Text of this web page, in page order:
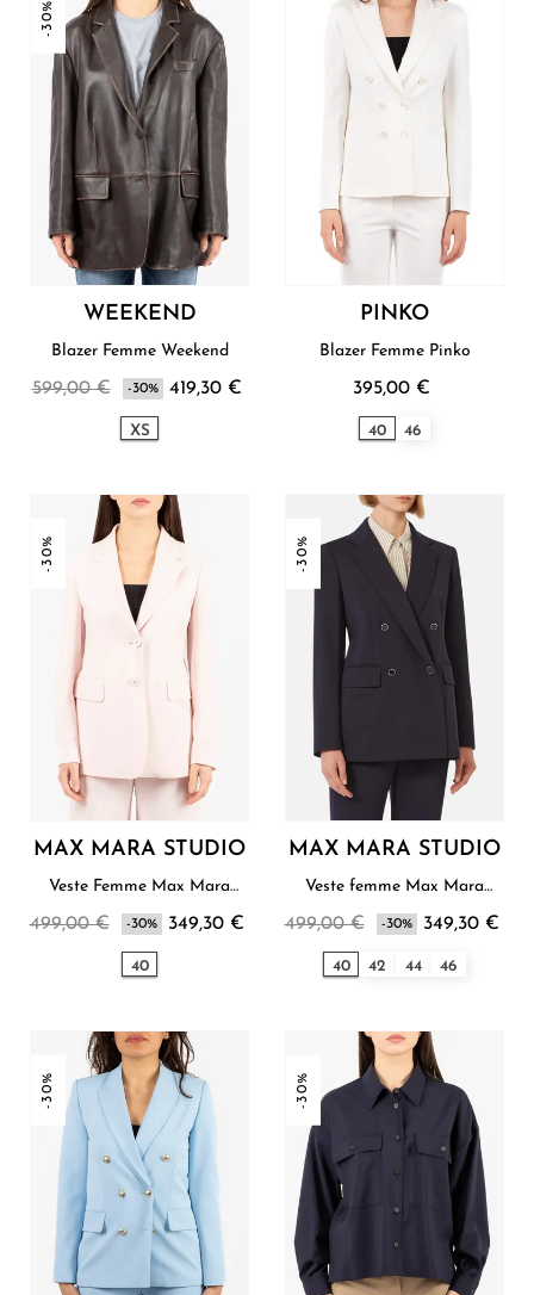
-30%
WEEKEND
Blazer Femme Weekend
599,00 € -30% 419,30 €
XS
PINKO
Blazer Femme Pinko
395,00 €
40 46
-30%
MAX MARA STUDIO
Veste Femme Max Mara
499,00 € -30% 349,30 €
40
-30%
MAX MARA STUDIO
Veste femme Max Mara
499,00 € -30% 349,30 €
40 42 44 46
-30% -30%